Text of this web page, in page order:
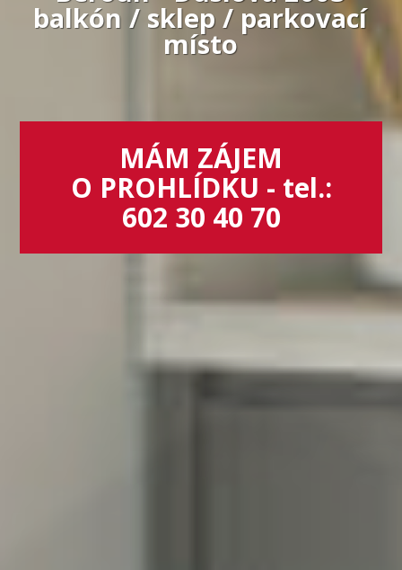
balkón / sklep / parkovací
místo
MÁM ZÁJEM
O PROHLÍDKU - tel.:
602 30 40 70